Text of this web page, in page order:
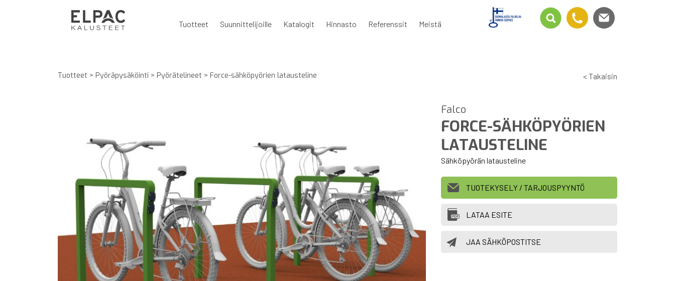
Tuotteet Suunnittelijoille Katalogit Hinnasto Referenssit Meistä
Tuotteet > Pyöräpysäköinti > Pyörätelineet > Force-sähköpyörien latausteline < Takaisin
Falco
FORCE-SÄHKÖPYÖRIEN
LATAUSTELINE
Sähköpyörän latausteline
TUOTEKYSELY / TARJOUSPYYNTÖ
LATAA ESITE
JAA SÄHKÖPOSTITSE